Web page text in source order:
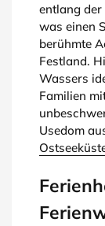
entlang der
was einen
berühmte
Festland.
Wassers
Familien
Usedom